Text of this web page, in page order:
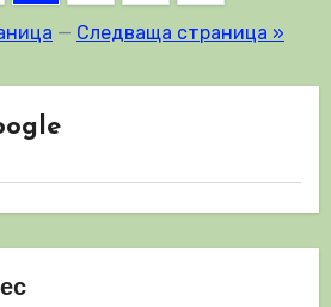
— Следваща страница »